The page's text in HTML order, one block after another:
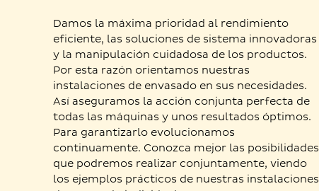
Damos la máxima prioridad al rendimiento
eficiente, las soluciones de sistema innovadoras
y la manipulación cuidadosa de los productos.
Por esta razón orientamos nuestras
instalaciones de envasado en sus necesidades.
Así aseguramos la acción conjunta perfecta de
todas las máquinas y unos resultados óptimos.
Para garantizarlo evolucionamos
continuamente. Conozca mejor las posibilidades
que podremos realizar conjuntamente, viendo
los ejemplos prácticos de nuestras instalaciones